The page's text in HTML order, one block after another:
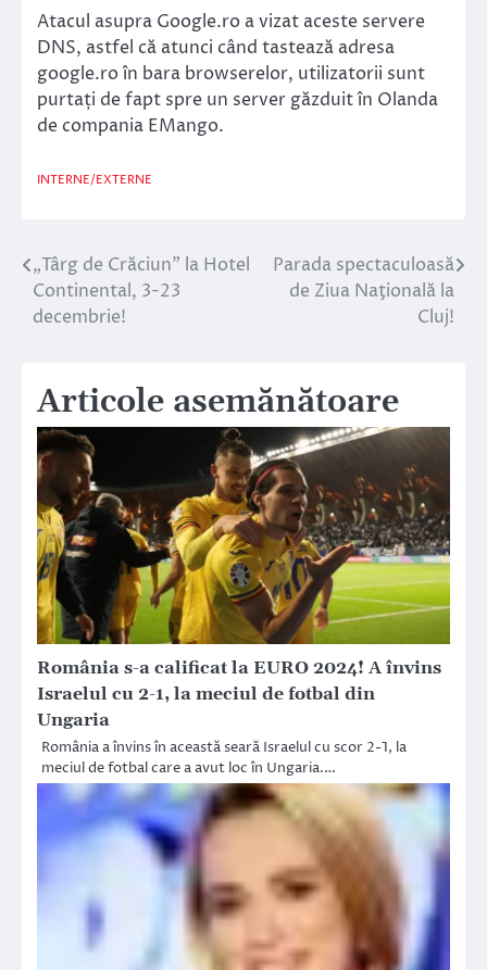
Atacul asupra Google.ro a vizat aceste servere
DNS, astfel că atunci când tastează adresa
google.ro în bara browserelor, utilizatorii sunt
purtați de fapt spre un server găzduit în Olanda
de compania EMango.
INTERNE/EXTERNE
Navigare
în
„Târg de Crăciun” la Hotel
Continental, 3-23
decembrie!
Parada spectaculoasă
de Ziua Naţională la
Cluj!
Articole asemănătoare
România s-a calificat la EURO 2024! A învins
Israelul cu 2-1, la meciul de fotbal din
Ungaria
România a învins în această seară Israelul cu scor 2-1, la
meciul de fotbal care a avut loc în Ungaria.…